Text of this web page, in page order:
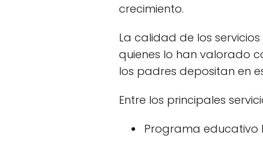
crecimiento.
La calidad de los
quienes lo han valorado
los padres depositan en
Entre los principales
Programa educativo